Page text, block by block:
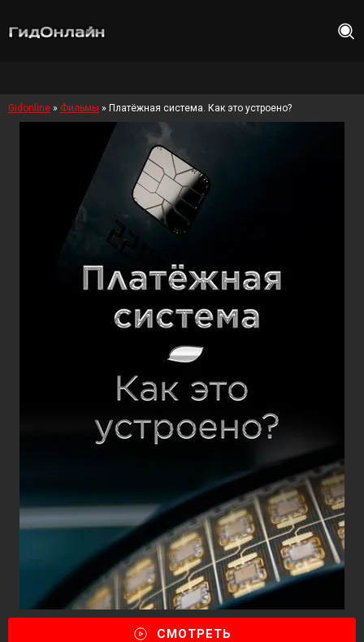
Gidonline » Фильмы » Платёжная система. Как это устроено?
СМОТРЕТЬ